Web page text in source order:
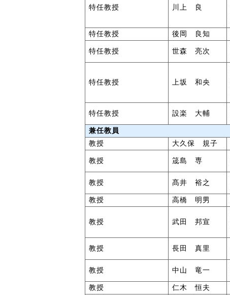
特任教授 川上 良
特任教授
後岡 良知
特任教授 世森 亮次
特任教授 上坂 和央
特任教授 設楽 大輔
兼任教員
教授
大久保 規子
教授 筬島 専
教授 髙井 裕之
教授
高橋 明男
教授 武田 邦宣
教授 長田 真里
教授 中山 竜一
教授
仁木 恒夫